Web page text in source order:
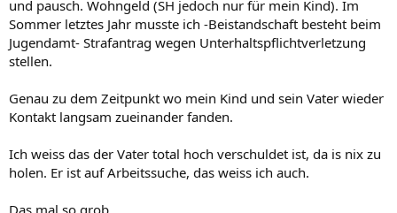
und pausch. Wohngeld (SH jedoch nur für mein Kind). Im
Sommer letztes Jahr musste ich -Beistandschaft besteht beim
Jugendamt- Strafantrag wegen Unterhaltspflichtverletzung
stellen.
Genau zu dem Zeitpunkt wo mein Kind und sein Vater wieder
Kontakt langsam zueinander fanden.
Ich weiss das der Vater total hoch verschuldet ist, da is nix zu
holen. Er ist auf Arbeitssuche, das weiss ich auch.
Das mal so grob.